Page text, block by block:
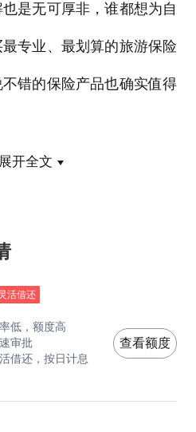
是无可厚非，谁都想为自
专业、最划算的旅游保险
错的保险产品也确实值得
短线保险的境外旅游意
携程旅行网的众多旅游客
加广泛的保障空间，可以
的保险产品。
开全文
活借还
低，额度高
审批
借还，按日计息
查看额度